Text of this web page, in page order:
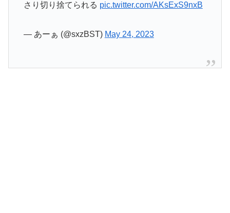
さり切り捨てられる pic.twitter.com/AKsExS9nxB
— あーぁ (@sxzBST) May 24, 2023